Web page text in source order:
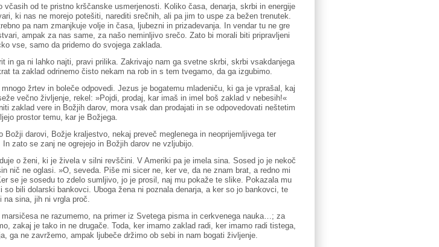
včasih od te pristno krščanske usmerjenosti. Koliko časa, denarja, skrbi in energije
ki nas ne morejo potešiti, narediti srečnih, ali pa jim to uspe za bežen trenutek.
pa nam zmanjkuje volje in časa, ljubezni in prizadevanja. In vendar tu ne gre
ampak za nas same, za našo neminljivo srečo. Zato bi morali biti pripravljeni
vse, samo da pridemo do svojega zaklada.
in ga ni lahko najti, pravi prilika. Zakrivajo nam ga svetne skrbi, skrbi vsakdanjega
ta zaklad odrinemo čisto nekam na rob in s tem tvegamo, da ga izgubimo.
žrtev in boleče odpovedi. Jezus je bogatemu mladeniču, ki ga je vprašal, kaj
večno življenje, rekel: »Pojdi, prodaj, kar imaš in imel boš zaklad v nebesih!«
zaklad vere in Božjih darov, mora vsak dan prodajati in se odpovedovati neštetim
prostor temu, kar je Božjega.
Božji darovi, Božje kraljestvo, nekaj preveč meglenega in neoprijemljivega ter
In zato se zanj ne ogrejejo in Božjih darov ne vzljubijo.
o ženi, ki je živela v silni revščini. V Ameriki pa je imela sina. Sosed jo je nekoč
nič ne oglasi. »O, seveda. Piše mi sicer ne, ker ve, da ne znam brat, a redno mi
se je sosedu to zdelo sumljivo, jo je prosil, naj mu pokaže te slike. Pokazala mu
so bili dolarski bankovci. Uboga žena ni poznala denarja, a ker so jo bankovci, te
na sina, jih ni vrgla proč.
marsičesa ne razumemo, na primer iz Svetega pisma in cerkvenega nauka…; za
zakaj je tako in ne drugače. Toda, ker imamo zaklad radi, ker imamo radi tistega,
ga ne zavržemo, ampak ljubeče držimo ob sebi in nam bogati življenje.